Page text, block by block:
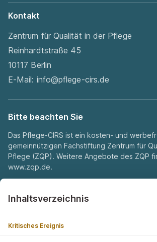
Inhaltsverzeichnis
Kritisches Ereignis
Kontakt
Zentrum für Qualität in der Pflege
Reinhardtstraße 45
10117 Berlin
E-Mail: info@pflege-cirs.de
Bitte beachten Sie
Das Pflege-CIRS ist ein kosten- und
gemeinnützigen Fachstiftung Zentrum für
Pflege (ZQP). Weitere Angebote des ZQP
www.zqp.de.
Auszeichnung